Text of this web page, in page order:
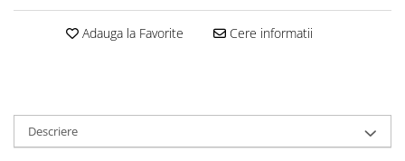
Adauga la Favorite Cere informatii
Descriere